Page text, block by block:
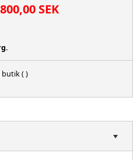
SEK
butik( )